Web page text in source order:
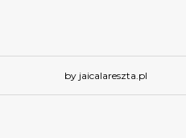
by jaicalareszta.pl